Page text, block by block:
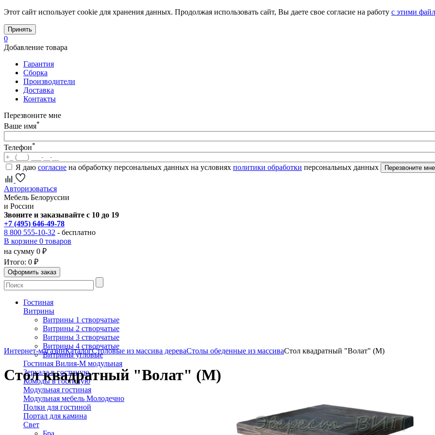
Этот сайт использует cookie для хранения данных. Продолжая использовать сайт, Вы даете свое согласие на работу с этими
Принять
0
Добавление товара
Гарантия
Сборка
Производители
Доставка
Контакты
Перезвоните мне
Ваше имя*
Телефон*
Я даю согласие на обработку персональных данных на условиях политики обработки персональных данных
Авторизоваться
Мебель Белоруссии
и России
Звоните и заказывайте с 10 до 19
+7 (495) 646-49-78
8 800 555-10-32 - бесплатно
В корзине 0 товаров
на сумму 0 ₽
Итого: 0 ₽
Гостиная
Витрины
Витрины 1 створчатые
Витрины 2 створчатые
Витрины 3 створчатые
Витрины 4 створчатые
Витрины угловые
Гостиная Вилия-М модульная
Зеркала в гостиную
Комоды в гостиную
Модульная гостиная
Модульная мебель Молодечно
Полки для гостиной
Портал для камина
Свет
Интернет-магазинКаталогСтоловые из массива дереваСтолы обеденные из массиваСтол квадратный "Волат" (М)
Стол квадратный "Волат" (М)